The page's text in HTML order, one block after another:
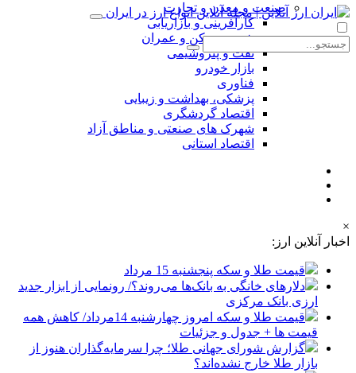
صنعت و معدن و تجارت
کارآفرینی و بازاریابی
شهر، مسکن و عمران
نفت و پتروشیمی
بازار خودرو
فناوری
پزشکی، بهداشت و زیبایی
اقتصاد گردشگری
شهرک های صنعتی و مناطق آزاد
اقتصاد استانی
×
اخبار آنلاین ارز:
قیمت طلا و سکه پنجشنبه 15 مرداد
دلارهای خانگی به بانک‌ها می‌روند؟/ رونمایی از ابزار جدید
ارزی بانک مرکزی
قیمت طلا و سکه امروز چهارشنبه 14مرداد/ کاهش همه
قیمت ها + جدول و جزئیات
گزارش شورای جهانی طلا؛ چرا سرمایه‌گذاران هنوز از
بازار طلا خارج نشده‌اند؟